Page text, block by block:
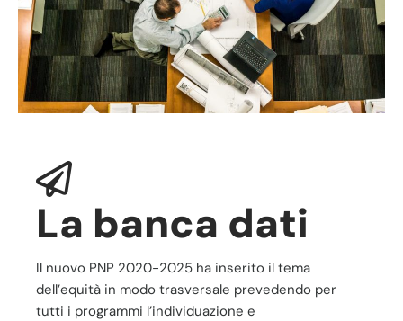
La banca dati
Il nuovo PNP 2020-2025 ha inserito il tema
dell’equità in modo trasversale prevedendo per
tutti i programmi l’individuazione e